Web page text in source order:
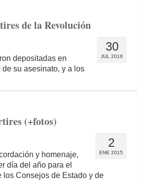
de la Revolución
30
JUL 2016
depositadas en
su asesinato, y a los
(+fotos)
2
ENE 2015
y homenaje,
día del año para el
Consejos de Estado y de